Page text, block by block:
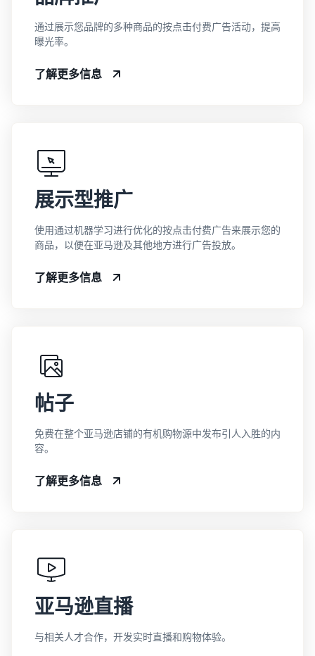
通过展示您品牌的多种商品的按点击付费广告活动，提高
曝光率。
了解更多信息
展示型推广
使用通过机器学习进行优化的按点击付费广告来展示您的
商品，以便在亚马逊及其他地方进行广告投放。
了解更多信息
帖子
免费在整个亚马逊店铺的有机购物源中发布引人入胜的内
容。
了解更多信息
亚马逊直播
与相关人才合作，开发实时直播和购物体验。